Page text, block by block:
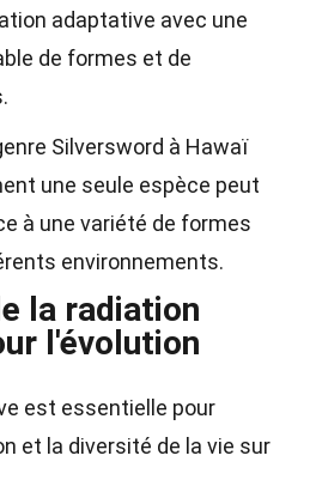
adaptative avec une
de formes et de
Silversword à Hawaï
une seule espèce peut
à une variété de formes
environnements.
la radiation
l'évolution
est essentielle pour
et la diversité de la vie sur